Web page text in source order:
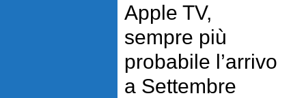
Apple TV,
sempre più
probabile l’arrivo
a Settembre